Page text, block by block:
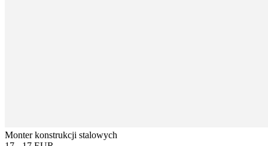
Monter konstrukcji stalowych